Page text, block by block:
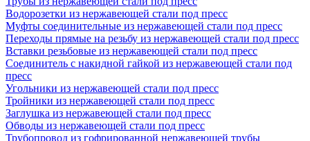
Водорозетки из нержавеющей стали под пресс
Муфты соединительные из нержавеющей стали под пресс
Переходы прямые на резьбу из нержавеющей стали под пресс
Вставки резьбовые из нержавеющей стали под пресс
Соединитель с накидной гайкой из нержавеющей стали под
пресс
Угольники из нержавеющей стали под пресс
Тройники из нержавеющей стали под пресс
Заглушка из нержавеющей стали под пресс
Обводы из нержавеющей стали под пресс
Трубопровод из гофрированной нержавеющей трубы